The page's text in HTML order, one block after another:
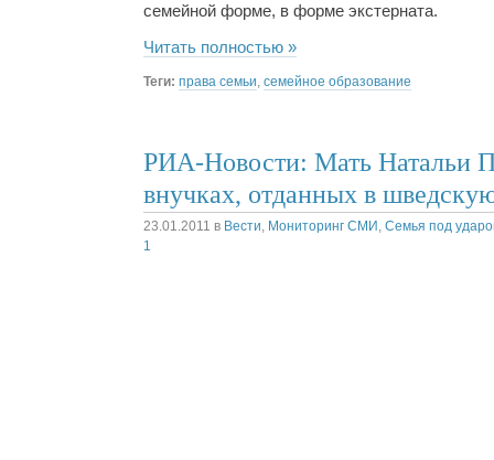
семейной форме, в форме экстерната.
Читать полностью »
Теги: права семьи, семейное образование
РИА-Новости: Мать Натальи
внучках, отданных в
23.01.2011 в Вести, Мониторинг СМИ , Семья под
1